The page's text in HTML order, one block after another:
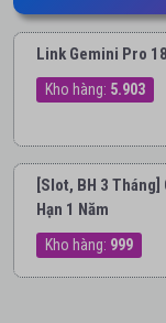
Link Gemini Pro
Kho hàng: 5.903
[Slot, BH 3 Tháng]
Hạn 1 Năm
Kho hàng: 999